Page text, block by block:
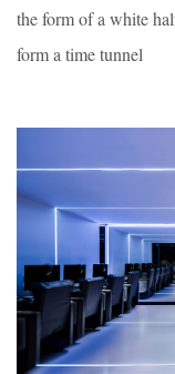
the form of a white
form a time tunnel